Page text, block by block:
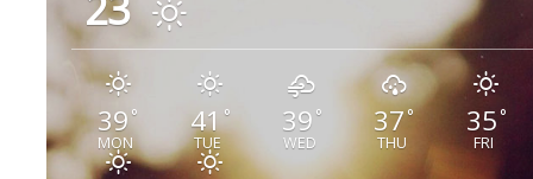
39°
MON
41°
TUE
39 °
WED
37°
THU
35°
FRI